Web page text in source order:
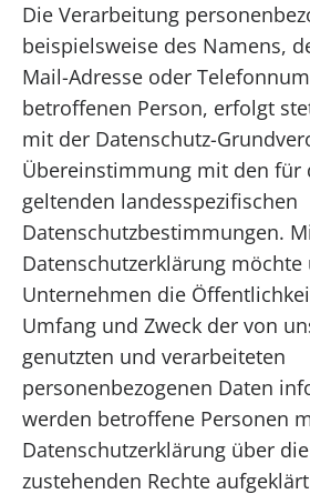
Die Verarbeitung
beispielsweise des Namens,
Mail-Adresse oder
betroffenen Person, erfolgt
mit der Datenschutz-
Übereinstimmung mit den für
geltenden landesspezifischen
Datenschutzbestimmungen.
Datenschutzerklärung möchte
Unternehmen die
Umfang und Zweck der von
genutzten und verarbeiteten
personenbezogenen Daten
werden betroffene Personen
Datenschutzerklärung über
zustehenden Rechte